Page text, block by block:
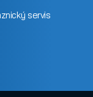
servis